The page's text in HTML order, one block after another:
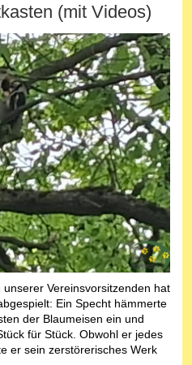
(mit Videos)
Vereinsvorsitzenden hat
Ein Specht hämmerte
der Blaumeisen ein und
für Stück. Obwohl er jedes
er sein zerstörerisches Werk